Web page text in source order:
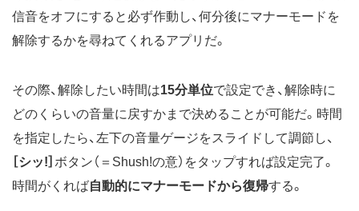
信音をオフにすると必ず作動し、何分後にマナーモードを
解除するかを尋ねてくれるアプリだ。
その際、解除したい時間は15分単位で設定でき、解除時に
どのくらいの音量に戻すかまで決めることが可能だ。時間
を指定したら、左下の音量ゲージをスライドして調節し、
［シッ!］ ボタン（＝Shush!の意）をタップすれば設定完了。
時間がくれば自動的にマナーモードから復帰する。